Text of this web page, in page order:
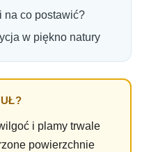
na co postawić?
w piękno natury
i plamy trwale
powierzchnie